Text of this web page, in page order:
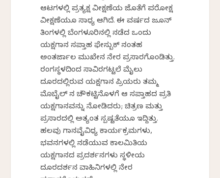
ಆಟಗಳಲ್ಲಿ ಪ್ರತ್ಯಕ್ಷ ವೀಕ್ಷಣೆಯ ಜೊತೆಗೆ ಪರೋಕ್ಷ
ವೀಕ್ಷಣೆಯೂ ಸಾಧ್ಯ ಆಗಿದೆ. ಈ ವರ್ಷದ ಜೂನ್
ತಿಂಗಳಲ್ಲಿ ಬೆಂಗಳೂರಿನಲ್ಲಿ ನಡೆದ ಒಂದು
ಯಕ್ಷಗಾನ ಸಪ್ತಾಹ ಫೇಸ್ಬುಕ್ ನಂತಹ
ಅಂತರ್ಜಾಲ ಮುಖೇನ ನೇರ ಪ್ರಸಾರಗೊಂಡಿತ್ತು.
ರಂಗಸ್ಥಳದಿಂದ ಸಾವಿರಗಟ್ಟಲೆ ಮೈಲು
ದೂರದಲ್ಲಿರುವ ಯಕ್ಷಗಾನ ಪ್ರಿಯರು ತಮ್ಮ
ಮೊಬೈಲ್ ನ ಚೌಕಟ್ಟಿನೊಳಗೆ ಆ ಸಪ್ತಾಹದ ಪ್ರತಿ
ಯಕ್ಷಗಾನವನ್ನು ನೋಡಿದರು; ಚಿತ್ರಣ ಮತ್ತು
ಪ್ರಸಾರದಲ್ಲಿ ಅತ್ಯಂತ ಸ್ಪಷ್ಟತೆಯೂ ಇದ್ದಿತ್ತು.
ಹಲವು ಗಾನವೈವಿಧ್ಯ ಕಾರ್ಯಕ್ರಮಗಳು,
ಭವನಗಳಲ್ಲಿ ನಡೆಯುವ ಕಾಲಮಿತಿಯ
ಯಕ್ಷಗಾನದ ಪ್ರದರ್ಶನಗಳು ಸ್ಥಳೀಯ
ದೂರದರ್ಶನ ವಾಹಿನಿಗಳಲ್ಲಿ ನೇರ